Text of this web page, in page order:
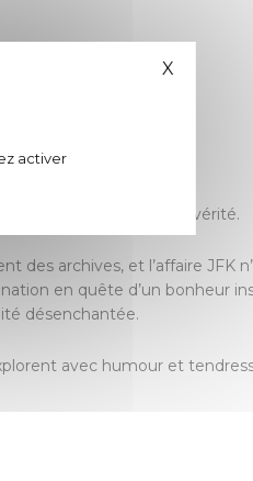
mythes se mêlent à la vérité.
des archives, et l’affaire JFK
en quête d’un bonheur
désenchantée.
avec humour et
activer
X